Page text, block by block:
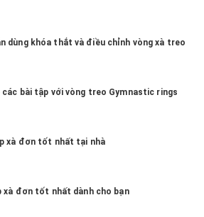
dùng khóa thắt và điều chỉnh vòng xà treo
các bài tập với vòng treo Gymnastic rings
xà đơn tốt nhất tại nhà
xà đơn tốt nhất dành cho bạn